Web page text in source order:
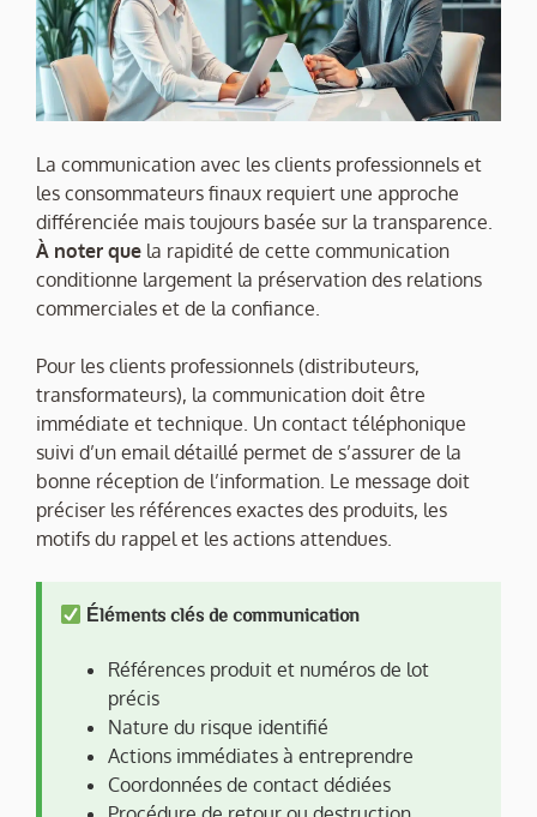
La communication avec les clients professionnels et
les consommateurs finaux requiert une approche
différenciée mais toujours basée sur la transparence.
À noter que la rapidité de cette communication
conditionne largement la préservation des relations
commerciales et de la confiance.
Pour les clients professionnels (distributeurs,
transformateurs), la communication doit être
immédiate et technique. Un contact téléphonique
suivi d’un email détaillé permet de s’assurer de la
bonne réception de l’information. Le message doit
préciser les références exactes des produits, les
motifs du rappel et les actions attendues.
Éléments clés de communication
Références produit et numéros de lot
précis
Nature du risque identifié
Actions immédiates à entreprendre
Coordonnées de contact dédiées